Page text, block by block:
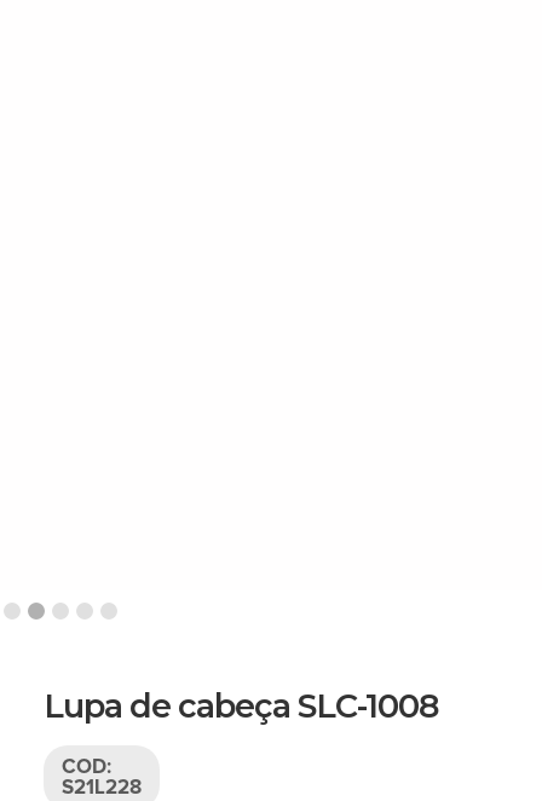
Slide 2 of 5.
Lupa de cabeça SLC-1008
COD:
S21L228